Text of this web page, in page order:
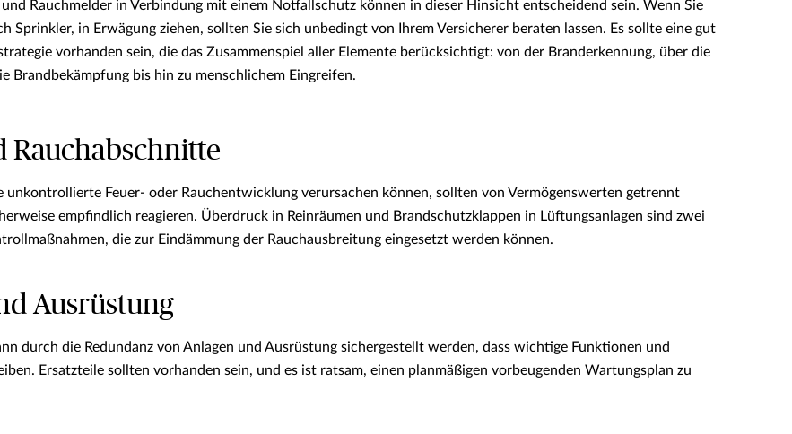
Rauchmelder in Verbindung mit einem Notfallschutz können in dieser Hinsicht entscheidend sein. Wenn Sie
Sprinkler, in Erwägung ziehen, sollten Sie sich unbedingt von Ihrem Versicherer beraten lassen. Es sollte eine gut
vorhanden sein, die das Zusammenspiel aller Elemente berücksichtigt: von der Branderkennung, über die
Brandbekämpfung bis hin zu menschlichem Eingreifen.
Rauchabschnitte
unkontrollierte Feuer- oder Rauchentwicklung verursachen können, sollten von Vermögenswerten getrennt
empfindlich reagieren. Überdruck in Reinräumen und Brandschutzklappen in Lüftungsanlagen sind zwei
die zur Eindämmung der Rauchausbreitung eingesetzt werden können.
Ausrüstung
durch die Redundanz von Anlagen und Ausrüstung sichergestellt werden, dass wichtige Funktionen und
Ersatzteile sollten vorhanden sein, und es ist ratsam, einen planmäßigen vorbeugenden Wartungsplan zu